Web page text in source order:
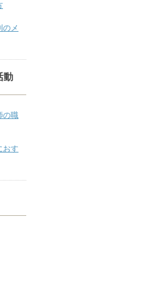
のメ
動
の職
おす